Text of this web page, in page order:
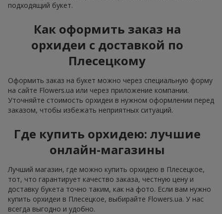
подходящий букет.
Как оформить заказ на
орхидеи с доставкой по
Плесецкому
Оформить заказ на букет можно через специальную форму
на сайте Flowers.ua или через приложение компании.
Уточняйте стоимость орхидеи в нужном оформлении перед
заказом, чтобы избежать неприятных ситуаций.
Где купить орхидею: лучшие
онлайн-магазины
Лучший магазин, где можно купить орхидею в Плесецкое,
тот, что гарантирует качество заказа, честную цену и
доставку букета точно таким, как на фото. Если вам нужно
купить орхидеи в Плесецкое, выбирайте Flowers.ua. У нас
всегда выгодно и удобно.